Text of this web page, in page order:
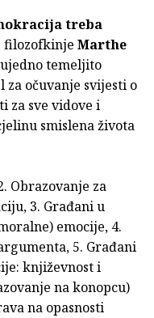
treba
filozofkinje Marthe
temeljito
očuvanje svijesti o
za sve vidove i
smislena života
Obrazovanje za
3. Građani u
emocije, 4.
5. Građani
književnost i
na konopcu)
na opasnosti